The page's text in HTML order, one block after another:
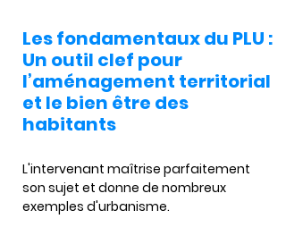
Les fondamentaux du PLU :
Un outil clef pour
l’aménagement territorial
et le bien être des
habitants
L'intervenant maîtrise parfaitement
son sujet et donne de nombreux
exemples d'urbanisme.